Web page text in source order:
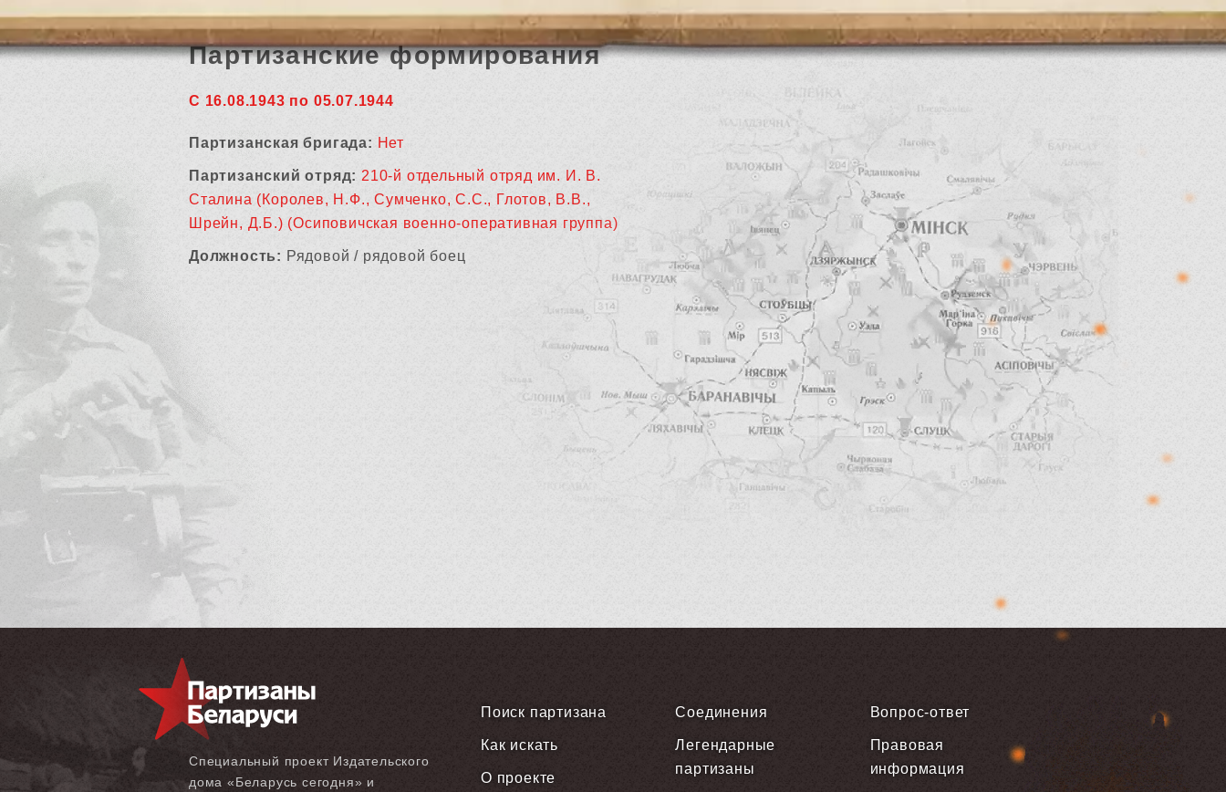
Партизанские формирования
С 16.08.1943 по 05.07.1944
Партизанская бригада: Нет
Партизанский отряд: 210-й отдельный отряд им. И. В.
Сталина (Королев, Н.Ф., Сумченко, С.С., Глотов, В.В.,
Шрейн, Д.Б.) (Осиповичская военно-оперативная группа)
Должность: Рядовой / рядовой боец
Специальный проект Издательского
дома «‎Беларусь сегодня» и
Поиск партизана
Как искать
О проекте
Соединения
Легендарные
партизаны
Вопрос-ответ
Правовая
информация